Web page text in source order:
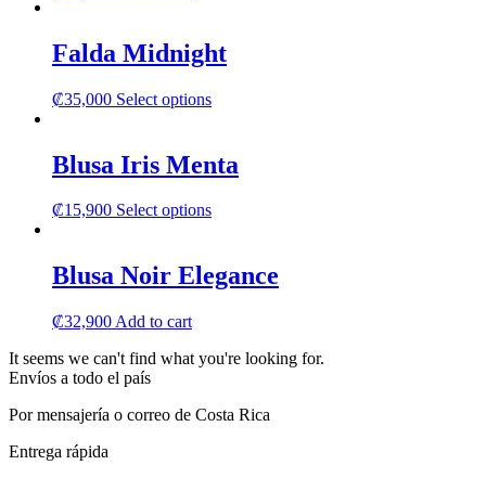
Falda Midnight
₡35,000 Select optionsThis
multiple
variants.
options
chosen
on
page
Blusa Iris Menta
₡15,900 Select optionsThis
multiple
variants.
be
the
Blusa Noir Elegance
₡32,900 Add to cart
It seems we can't find what you're looking for.
Envíos a todo el país
Por mensajería o correo de Costa Rica
Entrega rápida